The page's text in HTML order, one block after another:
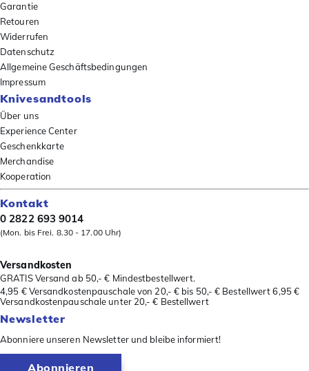
Garantie
Retouren
Widerrufen
Datenschutz
Allgemeine Geschäftsbedingungen
Impressum
Knivesandtools
Über uns
Experience Center
Geschenkkarte
Merchandise
Kooperation
Kontakt
0 2822 693 9014
(Mon. bis Frei. 8.30 - 17.00 Uhr)
Versandkosten
GRATIS Versand ab 50,- € Mindestbestellwert.
4,95 € Versandkostenpauschale von 20,- € bis 50,- € Bestellwert 6,95 €
Versandkostenpauschale unter 20,- € Bestellwert
Newsletter
Abonniere unseren Newsletter und bleibe informiert!
Abonnieren